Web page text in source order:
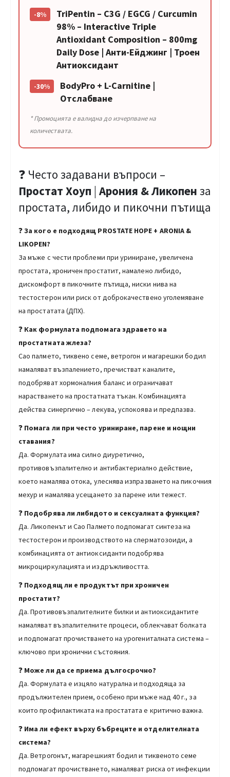
-8%
TriPentin – C3G / EGCG / Curcumin
98% – Interactive Triple
Antioxidant Composition – 800mg
Daily Dose | Анти-Ейджинг | Троен
Антиоксидант
-30%
BodyPro + L-Carnitine |
Отслабване
* Промоцията е валидна до изчерпване на
количествата.
❓ Често задавани въпроси –
Простат Хоуп Арония & Ликопен за
простата, либидо и пикочни пътища
❓За кого е подходящ PROSTATE HOPE + ARONIA &
LIKOPEN?
За мъже с чести проблеми при уриниране, увеличена
простата, хроничен простатит, намалено либидо,
дискомфорт в пикочните пътища, ниски нива на
тестостерон или риск от доброкачествено уголемяване
на простатата (ДПХ).
❓ Как формулата подпомага здравето на
простатната жлеза?
Сао палмето, тиквено семе, ветрогон и магарешки бодил
намаляват възпалението, пречистват каналите,
подобряват хормоналния баланс и ограничават
нарастването на простатната тъкан. Комбинацията
действа синергично – лекува, успокоява и предпазва.
❓ Помага ли при често уриниране, парене и нощни
ставания?
Да. Формулата има силно диуретично,
противовъзпалително и антибактериално действие,
което намалява отока, улеснява изпразването на пикочния
мехур и намалява усещането за парене или тежест.
❓ Подобрява ли либидото и сексуалната функция?
Да. Ликопенът и Сао Палмето подпомагат синтеза на
тестостерон и производството на сперматозоиди, а
комбинацията от антиоксиданти подобрява
микроциркулацията и издръжливостта.
❓ Подходящ ли е продуктът при хроничен
простатит?
Да. Противовъзпалителните билки и антиоксидантите
намаляват възпалителните процеси, облекчават болката
и подпомагат прочистването на урогениталната система –
ключово при хронични състояния.
❓ Може ли да се приема дългосрочно?
Да. Формулата е изцяло натурална и подходяща за
продължителен прием, особено при мъже над 40 г., за
които профилактиката на простатата е критично важна.
❓ Има ли ефект върху бъбреците и отделителната
система?
Да. Ветрогонът, магарешкият бодил и тиквеното семе
подпомагат прочистването, намаляват риска от инфекции